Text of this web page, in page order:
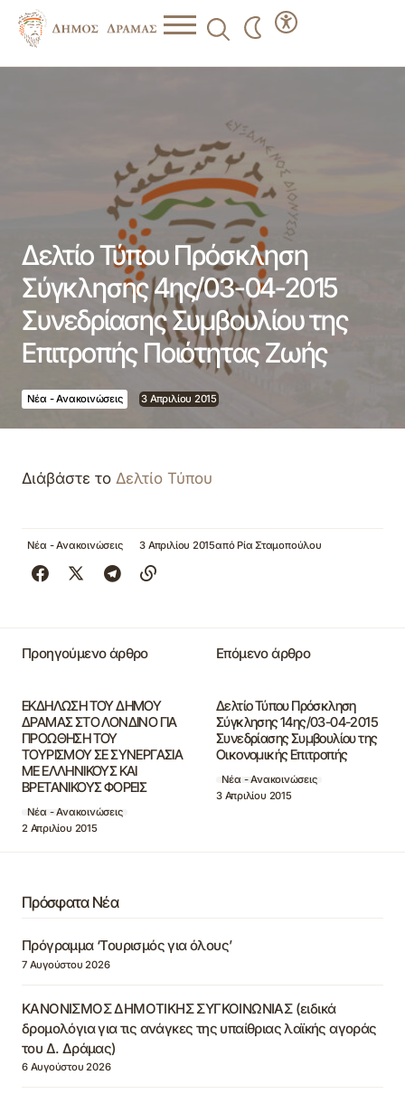
Δελτίο Τύπου Πρόσκληση
Σύγκλησης 4ης/03-04-2015
Συνεδρίασης Συμβουλίου της
Επιτροπής Ποιότητας Ζωής
Νέα - Ανακοινώσεις 3 Απριλίου 2015
Διάβάστε το Δελτίο Τύπου
Νέα - Ανακοινώσεις 3 Απριλίου 2015από Ρία Σταμοπούλου
Προηγούμενο άρθρο
ΕΚΔΗΛΩΣΗ ΤΟΥ ΔΗΜΟΥ
ΔΡΑΜΑΣ ΣΤΟ ΛΟΝΔΙΝΟ ΓΙΑ
ΠΡΟΩΘΗΣΗ ΤΟΥ
ΤΟΥΡΙΣΜΟΥ ΣΕ ΣΥΝΕΡΓΑΣΙΑ
ΜΕ ΕΛΛΗΝΙΚΟΥΣ ΚΑΙ
ΒΡΕΤΑΝΙΚΟΥΣ ΦΟΡΕΙΣ
Νέα - Ανακοινώσεις
2 Απριλίου 2015
Επόμενο άρθρο
Δελτίο Τύπου Πρόσκληση
Σύγκλησης 14ης/03-04-2015
Συνεδρίασης Συμβουλίου της
Οικονομικής Επιτροπής
Νέα - Ανακοινώσεις
3 Απριλίου 2015
Πρόσφατα Νέα
Πρόγραμμα ‘Τουρισμός για όλους’
7 Αυγούστου 2026
ΚΑΝΟΝΙΣΜΟΣ ΔΗΜΟΤΙΚΗΣ ΣΥΓΚΟΙΝΩΝΙΑΣ (ειδικά
δρομολόγια για τις ανάγκες της υπαίθριας λαϊκής αγοράς
του Δ. Δράμας)
6 Αυγούστου 2026